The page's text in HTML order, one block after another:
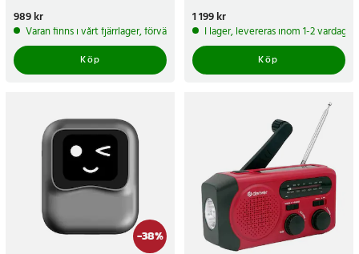
Pris:989 kr
989 kr
Varan finns i vårt fjärrlager, förväntas skickas inom 5-7 arbetsdagar
Köp
Pris:1 199 kr
1 199 kr
I lager, levereras inom 1-2 vardagar
Köp
-38%